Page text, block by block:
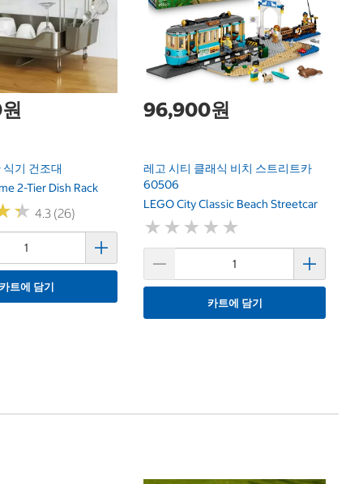
기 건조대
2-Tier Dish Rack
★
★ 4.3 (26)
트에 담기
96,900원
레고 시티 클래식 비치 스트리트카
60506
LEGO City Classic Beach Streetcar
★ ★ ★ ★ ★
★ ★ ★ ★ ★
카트에 담기